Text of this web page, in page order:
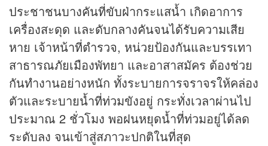
ประชาชนบางคันที่ขับฝ่ากระแสน้ำ เกิดอาการ
เครื่องสะดุด และดับกลางคันจนได้รับความเสีย
หาย เจ้าหน้าที่ตำรวจ, หน่วยป้องกันและบรรเทา
สาธารณภัยเมืองพัทยา และอาสาสมัคร ต้องช่วย
กันทำงานอย่างหนัก ทั้งระบายการจราจรให้คล่อง
ตัวและระบายน้ำที่ท่วมขังอยู่ กระทั่งเวลาผ่านไป
ประมาณ 2 ชั่วโมง พอฝนหยุดน้ำที่ท่วมอยู่ได้ลด
ระดับลง จนเข้าสู่สภาวะปกติในที่สุด